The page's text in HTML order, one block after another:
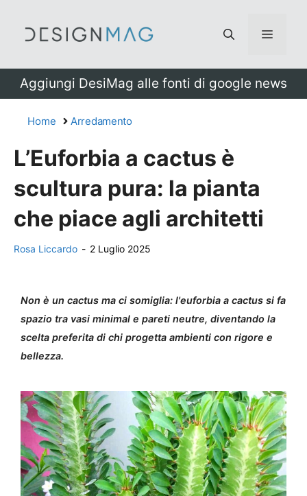
Menu
Aggiungi DesiMag alle fonti di google news
Home Arredamento
L’Euforbia a cactus è
scultura pura: la pianta
che piace agli architetti
Rosa Liccardo - 2 Luglio 2025
Non è un cactus ma ci somiglia: l'euforbia a cactus si fa
spazio tra vasi minimal e pareti neutre, diventando la
scelta preferita di chi progetta ambienti con rigore e
bellezza.